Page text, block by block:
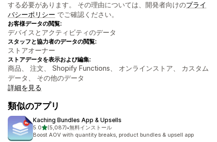
する必要があります。 その理由については、開発者向けのプライ
バシーポリシー でご確認ください。
お客様データの閲覧:
デバイスとアクティビティのデータ
スタッフと協力者のデータの閲覧:
ストアオーナー
ストアデータを表示および編集:
商品、 注文、 Shopify Functions、 オンラインストア、 カスタム
データ、 その他のデータ
詳細を見る
類似のアプリ
Kaching Bundles App & Upsells
5.05つ星中
(5,087)
合計レビュー数：5087件
•無料インストール
Boost AOV with quantity breaks, product bundles & upsell app